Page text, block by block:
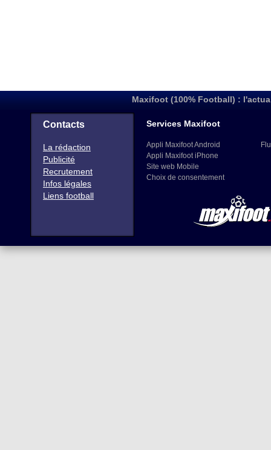
Maxifoot (100% Football) :
Contacts
La rédaction
Publicité
Recrutement
Infos légales
Liens football
Services Maxifoot
Appli Maxifoot Android
Appli Maxifoot iPhone
Site web Mobile
Choix de consentement